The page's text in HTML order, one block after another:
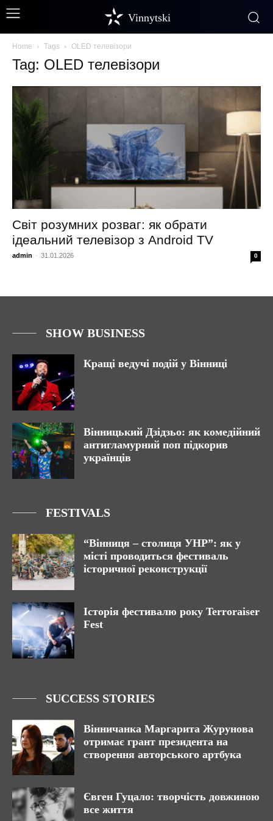
Vinnytski
Home Tags OLED телевізори
Tag: OLED телевізори
Світ розумних розваг: як обрати
ідеальний телевізор з Android TV
admin - 31.01.2026 0
SHOW BUSINESS
Кращі ведучі подій у Вінниці
Вінницький Дзідзьо: як комедійний
антигламурний поп підкорив
українців
FESTIVALS
“Вінниця – столиця УНР”: як у
місті проводиться фестиваль
історичної реконструкції
Історія фестивалю року Terroraiser
Fest
SUCCESS STORIES
Вінничанка Маргарита Журунова
отримає грант президента на
створення авторського артбука
Євген Гуцало: творчість довжиною
все життя